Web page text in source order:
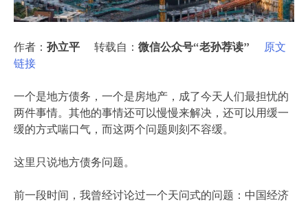
作者： 孙立平 转载自： 微信公众号“老孙荐读”
原文
链接
一个是地方债务，一个是房地产，成了今天人们最担忧的
两件事情。其他的事情还可以慢慢来解决，还可以用缓一
缓的方式喘口气，而这两个问题则刻不容缓。
这里只说地方债务问题。
前一段时间，我曾经讨论过一个天问式的问题：中国经济